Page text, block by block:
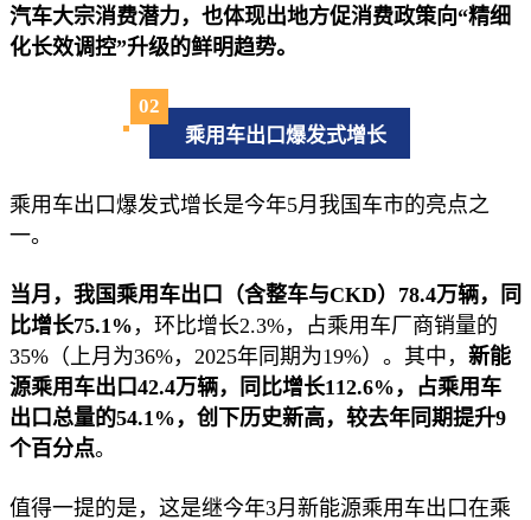
汽车大宗消费潜力，也体现出地方促消费政策向“精细
化长效调控”升级的鲜明趋势。
02
乘用车出口爆发式增长
乘用车出口爆发式增长是今年5月我国车市的亮点之
一。
当月，我国乘用车出口（含整车与CKD）78.4万辆，同
比增长75.1% ，环比增长2.3%，占乘用车厂商销量的
35%（上月为36%，2025年同期为19%）。其中， 新能
源乘用车出口42.4万辆，同比增长112.6%，占乘用车
出口总量的54.1%，创下历史新高，较去年同期提升9
个百分点。
值得一提的是，这是继今年3月新能源乘用车出口在乘